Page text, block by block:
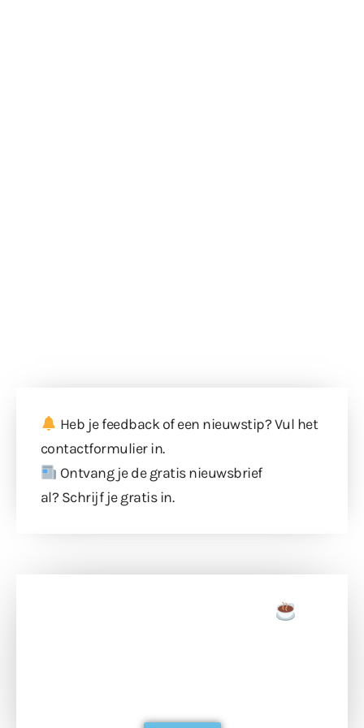
Heb je feedback of een nieuwstip? Vul het
contactformulierin.
Ontvang je de gratis nieuwsbrief
al? Schrijf je gratis in.